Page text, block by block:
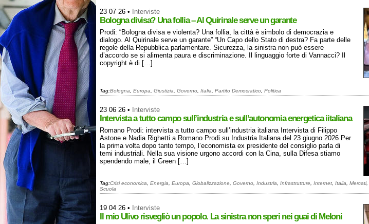
23 07 26 • Interviste
Bologna divisa? Una follia – Al Quirinale serve un garante
Prodi: “Bologna divisa e violenta? Una follia, la città è simbolo di democrazia e
dialogo. Al Quirinale serve un garante” “Un Capo dello Stato di destra? Fa parte delle
regole della Repubblica parlamentare. Sicurezza, la sinistra non può essere
d’accordo se si alimenta paura e discriminazione. Il linguaggio forte di Vannacci? Il
copyright è di […]
Tag:Bologna Europa Giustizia Governo Italia Partito Democratico Politica
23 06 26 • Interviste
Intervista a tutto campo sull’industria e sull’autonomia energetica iitaliana
Romano Prodi: intervista a tutto campo sull’industria italiana Intervista di Filippo
Astone e Nadia Righetti a Romano Prodi su Industria Italiana del 23 giugno 2026 Per
la prima volta dopo tanto tempo, l’economista ex presidente del consiglio parla di
temi industriali. Nella sua visione urgono accordi con la Cina, sulla Difesa stiamo
spendendo male, il Green […]
Tag:Crisi economica Energia Europa Globalizzazione Governo Industria Infrastrutture Internet Italia Mercati,
Scuola
19 04 26 • Interviste
Il mio Ulivo risvegliò un popolo. La sinistra non speri nei guai di Meloni